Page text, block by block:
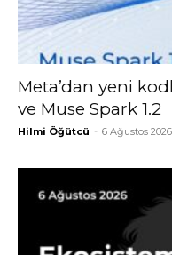
Meta’dan yeni
ve Muse Spark 1.2
Hilmi Öğütcü - 6 Ağustos 2026